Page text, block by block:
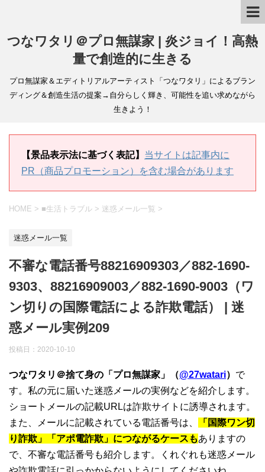
つなワタリ＠プロ無謀家 | 炎ジョイ！高熱
量で創造的に生きる
プロ無謀家＆エディトリアルアーティスト「つなワタリ」によるブラン
ディング＆創造生活の提案→自分らしく輝き、可能性を追い求めながら
生きよう！
【景品表示法に基づく表記】 当サイトは記事内に
PR（商品プロモーション）を含む場合があります
HOME > ■生活トラブル > 迷惑メール一覧 >
迷惑メール一覧
不審な電話番号88216909303／882-1690-
9303、88216909003／882-1690-9003（ワ
ン切りの国際電話による詐欺電話） | 迷
惑メール実例209
投稿日： 2020-10-10
つなワタリ＠捨て身の「プロ無謀家」（@27watari） で
す。私の元に届いた迷惑メールの実例などを紹介します。
ショートメールの記載URLは詐欺サイトに誘導されます。
また、メールに記載されている電話番号は、
「国際ワン切
り詐欺」「アポ電詐欺」につながるケースもありますの
で、不審な電話番号も紹介します。くれぐれも迷惑メール